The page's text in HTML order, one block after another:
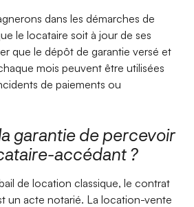
dans les démarches de
le locataire soit à jour de ses
que le dépôt de garantie versé et
mois peuvent être utilisées
de paiements ou
garantie de percevoir
accédant ?
de location classique, le contrat
un acte notarié. La location-vente